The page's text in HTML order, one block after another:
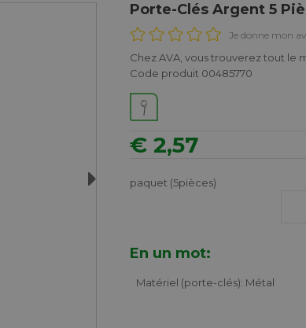
Next
Porte-Clés Argent 5
Je donne mon
Chez AVA, vous trouverez tout le
Code produit 00485770
€ 2,57
paquet (5pièces)
En un mot:
Matériel (porte-clés): Métal